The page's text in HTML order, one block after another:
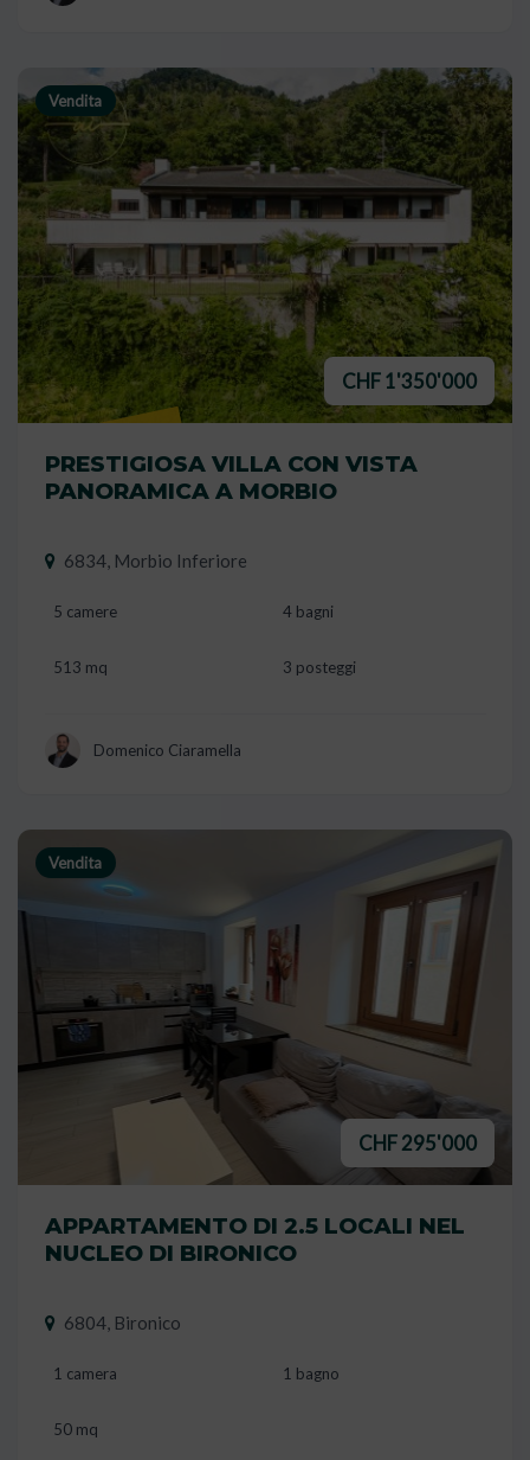
Vendita
CHF 1'350'000
PRESTIGIOSA VILLA CON VISTA
PANORAMICA A MORBIO
6834, Morbio Inferiore
5 camere 4 bagni
513 mq 3 posteggi
Domenico Ciaramella
Vendita
CHF 295'000
APPARTAMENTO DI 2.5 LOCALI NEL
NUCLEO DI BIRONICO
6804, Bironico
1 camera 1 bagno
50 mq